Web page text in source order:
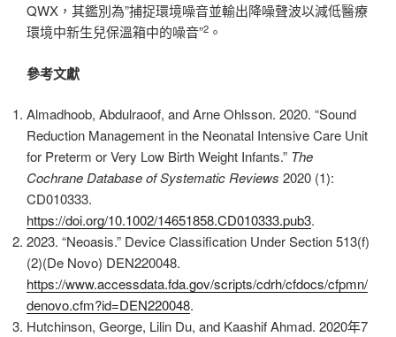
QWX，其鑑別為”捕捉環境噪音並輸出降噪聲波以減低醫療
環境中新生兒保溫箱中的噪音”2 。
參考文獻
Almadhoob, Abdulraoof, and Arne Ohlsson. 2020. “Sound
Reduction Management in the Neonatal Intensive Care Unit
for Preterm or Very Low Birth Weight Infants.” The
Cochrane Database of Systematic Reviews 2020 (1):
CD010333.
https://doi.org/10.1002/14651858.CD010333.pub3.
2023. “Neoasis.” Device Classification Under Section 513(f)
(2)(De Novo) DEN220048.
https://www.accessdata.fda.gov/scripts/cdrh/cfdocs/cfpmn/
denovo.cfm?id=DEN220048.
Hutchinson, George, Lilin Du, and Kaashif Ahmad. 2020年7